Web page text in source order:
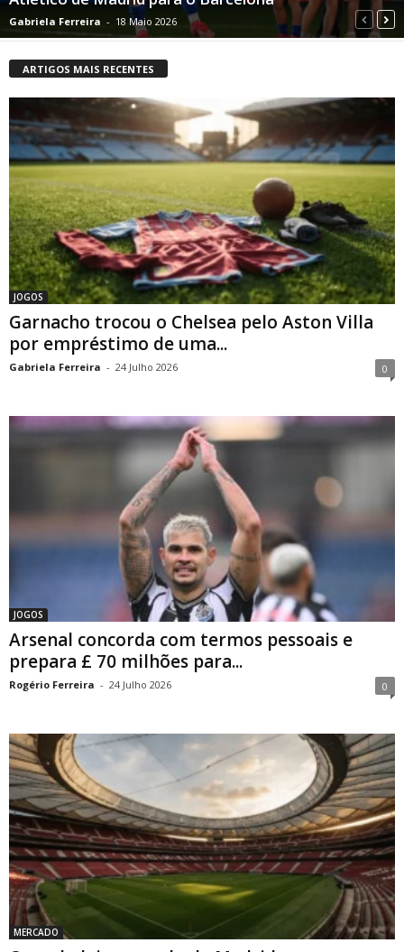
Gabriela Ferreira - 18 Maio 2026
ARTIGOS MAIS RECENTES
JOGOS
Garnacho trocou o Chelsea pelo Aston Villa
por empréstimo de uma...
Gabriela Ferreira - 24 Julho 2026 0
JOGOS
Arsenal concorda com termos pessoais e
prepara £ 70 milhões para...
Rogério Ferreira - 24 Julho 2026 0
MERCADO